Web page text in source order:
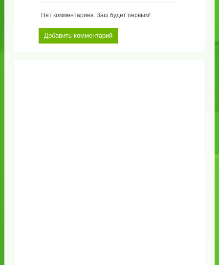
Нет комментариев. Ваш будет первым!
Добавить комментарий